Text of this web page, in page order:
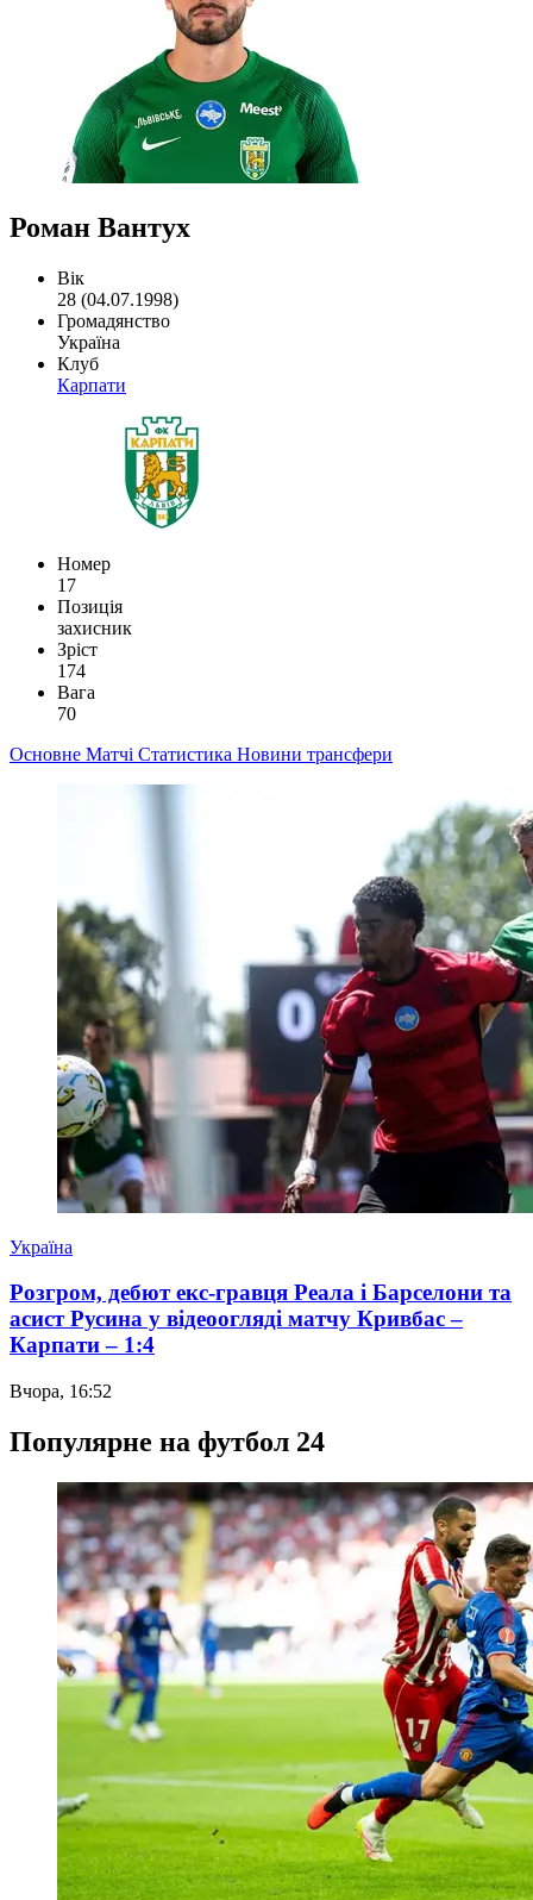
Роман Вантух
Вік
28 (04.07.1998)
Громадянство
Україна
Клуб
Карпати
Номер
17
Позиція
захисник
Зріст
174
Вага
70
Основне Матчі Статистика Новини трансфери
Україна
Розгром, дебют екс-гравця Реала і Барселони та
асист Русина у відеоогляді матчу Кривбас –
Карпати – 1:4
Вчора, 16:52
Популярне на футбол 24